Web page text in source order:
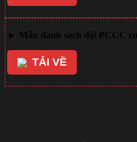
► Mẫu danh sách đội PCCC
TẢI VỀ